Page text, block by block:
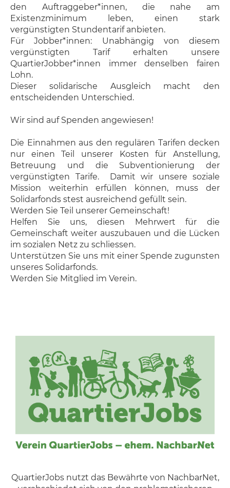
den Auftraggeber*innen, die nahe am
Existenzminimum leben, einen stark
vergünstigten Stundentarif anbieten.
Für Jobber*innen: Unabhängig von diesem
vergünstigten Tarif erhalten unsere
QuartierJobber*innen immer denselben fairen
Lohn.
Dieser solidarische Ausgleich macht den
entscheidenden Unterschied.
Wir sind auf Spenden angewiesen!
Die Einnahmen aus den regulären Tarifen decken
nur einen Teil unserer Kosten für Anstellung,
Betreuung und die Subventionierung der
vergünstigten Tarife. Damit wir unsere soziale
Mission weiterhin erfüllen können, muss der
Solidarfonds stest ausreichend gefüllt sein.
Werden Sie Teil unserer Gemeinschaft!
Helfen Sie uns, diesen Mehrwert für die
Gemeinschaft weiter auszubauen und die Lücken
im sozialen Netz zu schliessen.
Unterstützen Sie uns mit einer Spende zugunsten
unseres Solidarfonds.
Werden Sie Mitglied im Verein.
QuartierJobs nutzt das Bewährte von NachbarNet,